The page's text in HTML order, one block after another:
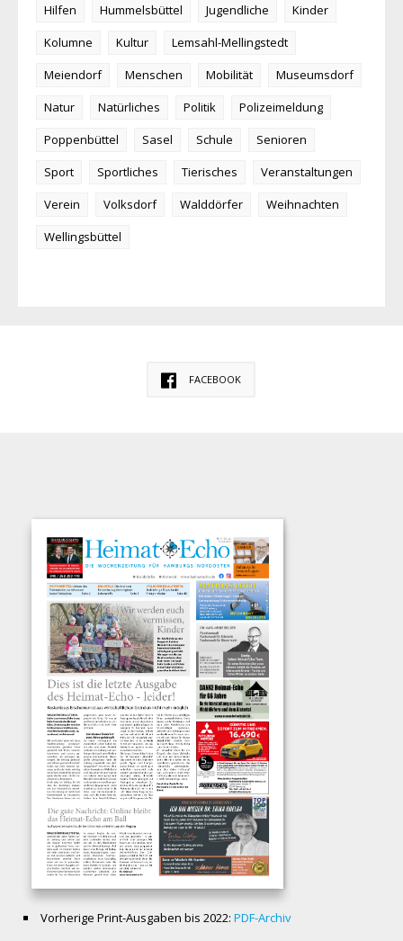
Hilfen
Hummelsbüttel Jugendliche
Kinder
Kolumne
Kultur
Lemsahl-Mellingstedt
Meiendorf
Menschen Mobilität
Museumsdorf
Natur
Natürliches Politik
Polizeimeldung
Poppenbüttel
Sasel Schule
Senioren
Sport
Sportliches Tierisches
Veranstaltungen
Verein
Volksdorf Walddörfer
Weihnachten
Wellingsbüttel
FACEBOOK
Vorherige Print-Ausgaben bis 2022: PDF-Archiv